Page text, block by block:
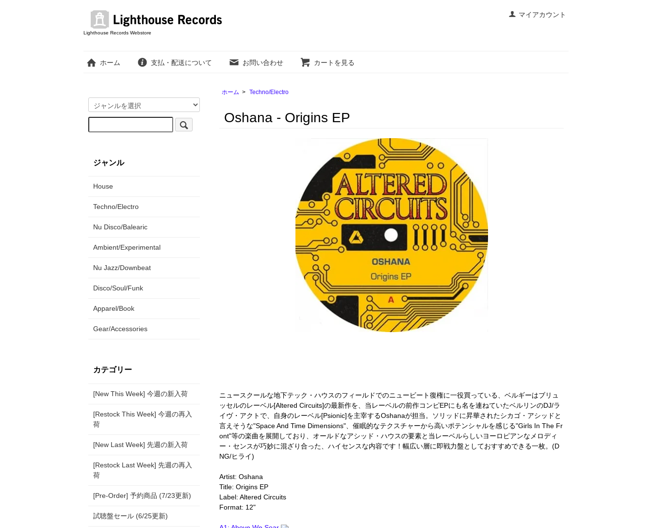
マイアカウント
Lighthouse Records Webstore
ホーム 支払・配送について お問い合わせ カートを見る
ホーム > Techno/Electro
Oshana - Origins EP
ニュースクールな地下テック・ハウスのフィールドでのニュービート復権に一役買っている、ベルギーはブリュ
ッセルのレーベル[Altered Circuits]の最新作を、当レーベルの前作コンピEPにも名を連ねていたベルリンのDJ/ラ
イヴ・アクトで、自身のレーベル[Psionic]を主宰するOshanaが担当。ソリッドに昇華されたシカゴ・アシッドと
言えそうな"Space And Time Dimensions"、催眠的なテクスチャーから高いポテンシャルを感じる"Girls In The Fr
ont"等の楽曲を展開しており、オールドなアシッド・ハウスの要素と当レーベルらしいヨーロピアンなメロディ
ー・センスが巧妙に混ざり合った、ハイセンスな内容です！幅広い層に即戦力盤としておすすめできる一枚。(D
NG/ヒライ)
Artist: Oshana
Title: Origins EP
Label: Altered Circuits
Format: 12"
ジャンル
House
Techno/Electro
Nu Disco/Balearic
Ambient/Experimental
Nu Jazz/Downbeat
Disco/Soul/Funk
Apparel/Book
Gear/Accessories
カテゴリー
[New This Week] 今週の新入荷
[Restock This Week] 今週の再入
荷
[New Last Week] 先週の新入荷
[Restock Last Week] 先週の再入
荷
[Pre-Order] 予約商品 (7/23更新)
試聴盤セール (6/25更新)